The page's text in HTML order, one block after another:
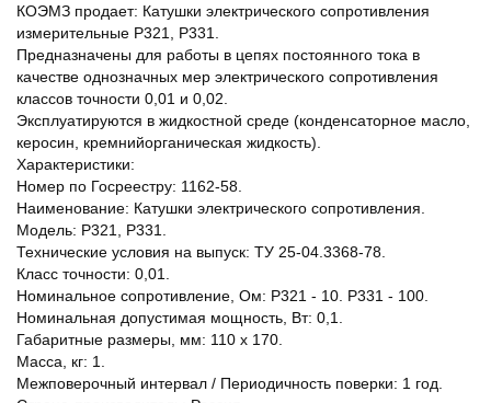
КОЭМЗ продает: Катушки электрического сопротивления
измерительные Р321, Р331.
Предназначены для работы в цепях постоянного тока в
качестве однозначных мер электрического сопротивления
классов точности 0,01 и 0,02.
Эксплуатируются в жидкостной среде (конденсаторное масло,
керосин, кремнийорганическая жидкость).
Характеристики:
Номер по Госреестру: 1162-58.
Наименование: Катушки электрического сопротивления.
Модель: Р321, Р331.
Технические условия на выпуск: ТУ 25-04.3368-78.
Класс точности: 0,01.
Номинальное сопротивление, Ом: Р321 - 10. Р331 - 100.
Номинальная допустимая мощность, Вт: 0,1.
Габаритные размеры, мм: 110 х 170.
Масса, кг: 1.
Межповерочный интервал / Периодичность поверки: 1 год.